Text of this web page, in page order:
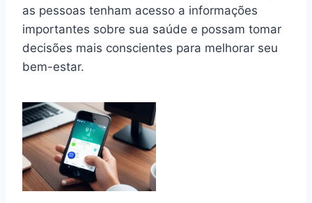
as pessoas tenham acesso a informações
importantes sobre sua saúde e possam tomar
decisões mais conscientes para melhorar seu
bem-estar.